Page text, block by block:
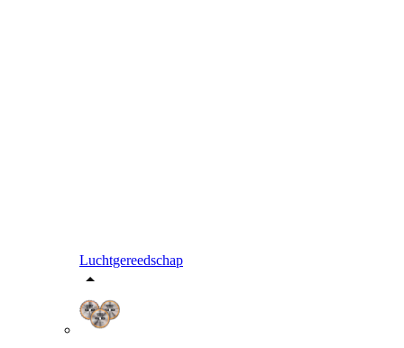
Luchtgereedschap